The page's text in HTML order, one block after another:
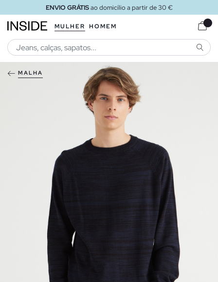
ENVIO GRÁTISao domicílio a partir de 30 €
MULHER HOMEM
MALHA